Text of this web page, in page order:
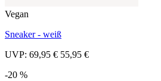
Vegan
Sneaker - weiß
UVP: 69,95 € 55,95 €
-20 %